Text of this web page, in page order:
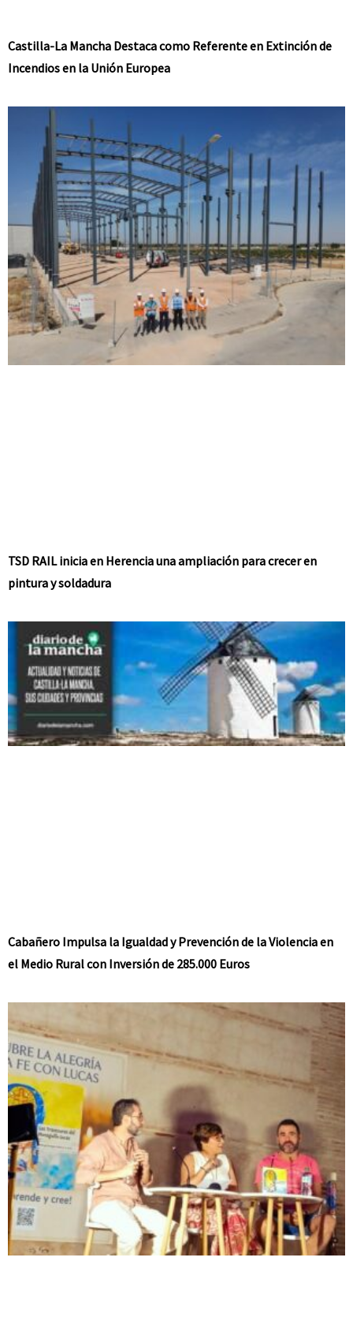
Castilla-La Mancha Destaca como Referente en Extinción de
Incendios en la Unión Europea
TSD RAIL inicia en Herencia una ampliación para crecer en
pintura y soldadura
Cabañero Impulsa la Igualdad y Prevención de la Violencia en
el Medio Rural con Inversión de 285.000 Euros